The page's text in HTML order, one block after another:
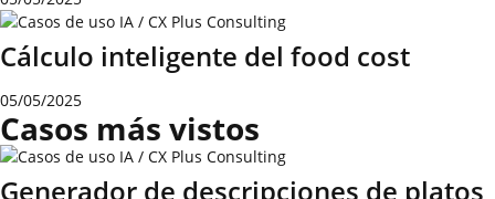
Cálculo inteligente del food cost
05/05/2025
Casos más vistos
Generador de descripciones de platos